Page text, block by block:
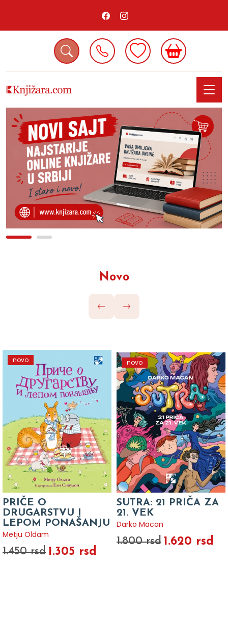
Novo
novo
PRIČE O
DRUGARSTVU I
LEPOM PONAŠANJU
Metju Oldam
1.450 rsd 1.305 rsd
novo
SUTRA: 21 PRIČA ZA
21. VEK
Darko Macan
1.800 rsd 1.620 rsd